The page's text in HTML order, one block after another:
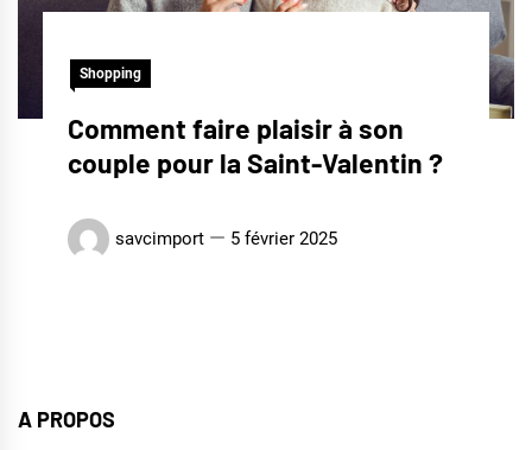
Shopping
Comment faire plaisir à son
couple pour la Saint-Valentin ?
savcimport 5 février 2025
A PROPOS